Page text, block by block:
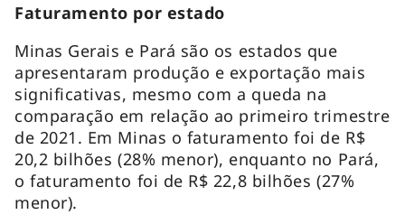
Faturamento por estado
Minas Gerais e Pará são os estados que
apresentaram produção e exportação mais
significativas, mesmo com a queda na
comparação em relação ao primeiro trimestre
de 2021. Em Minas o faturamento foi de R$
20,2 bilhões (28% menor), enquanto no Pará,
o faturamento foi de R$ 22,8 bilhões (27%
menor).